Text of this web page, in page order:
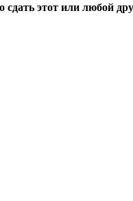
этот или любой